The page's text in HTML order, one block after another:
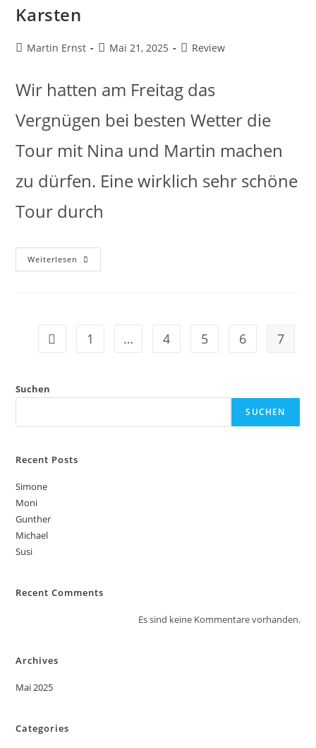
Karsten
Martin Ernst Mai 21, 2025 Review
Wir hatten am Freitag das
Vergnügen bei besten Wetter die
Tour mit Nina und Martin machen
zu dürfen. Eine wirklich sehr schöne
Tour durch
Weiterlesen
1 … 4 5 6 7
Suchen
SUCHEN
Recent Posts
Simone
Moni
Gunther
Michael
Susi
Recent Comments
Es sind keine Kommentare vorhanden.
Archives
Mai 2025
Categories